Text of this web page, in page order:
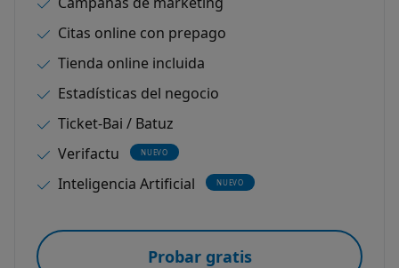
Citas online con prepago
Tienda online incluida
Estadísticas del negocio
Ticket-Bai / Batuz
Verifactu
NUEVO
Inteligencia Artificial NUEVO
Probar gratis